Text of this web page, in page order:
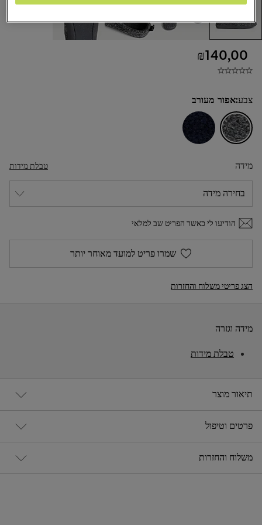
₪140,00
צבע:אפור מעורב
מידה טבלת מידות
הודיעו לי כאשר הפריט שב למלאי
שמרו פריט למועד מאוחר יותר
הצג פריטי משלוח והחזרות
תיאור מוצר
פרטים וטיפול
משלוח והחזרות
מידה וגזרה
טבלת מידות